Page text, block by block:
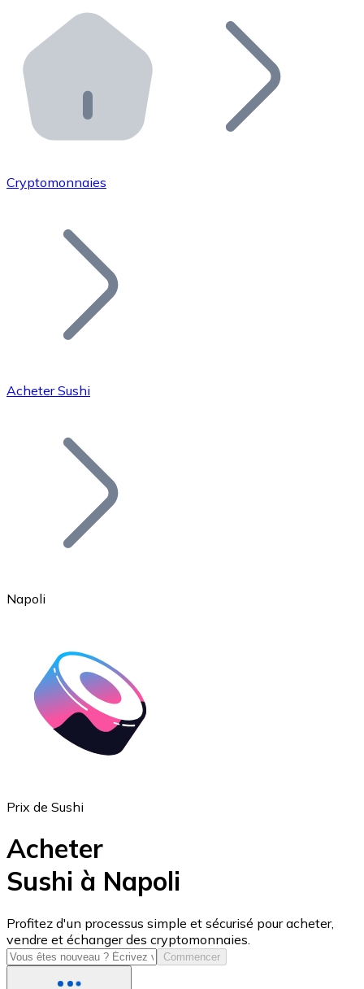
Distributeurs automatiques Bitnovo
Intégrez un ATM Bitnovo dans votre entreprise et
API Bitnovo
Intégrez notre API dans votre écosystème.
Rejoignez notre réseau de distributeurs et
Ajoutez le token de votre projet à notre service
Bitcoin
Ethereum
ETH
USD Coin
USDC
Cryptomonnaies
Acheter Sushi
Napoli
Prix de Sushi
Acheter
Sushi à Napoli
Profitez d'un processus simple et sécurisé pour acheter,
vendre et échanger des cryptomonnaies.
Commencer